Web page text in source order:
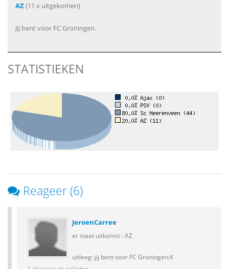
AZ(11 x uitgekomen)
Jij bent voor FC Groningen.
STATISTIEKEN
Reageer (6)
JeroenCarree
er staat uitkomst : AZ
uitleeg: jij bent voor FC Groningen:X